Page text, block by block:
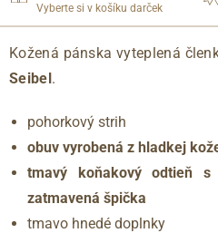
Vyberte si v košíku darček
Kožená pánska vyteplená
Seibel.
pohorkový strih
obuv vyrobená z hladkej
tmavý koňakový odtieň
zatmavená špička
tmavo hnedé doplnky